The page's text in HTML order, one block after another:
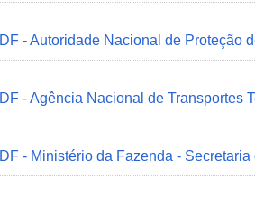
DF - Autoridade Nacional de Proteção
DF - Agência Nacional de Transportes
DF - Ministério da Fazenda -